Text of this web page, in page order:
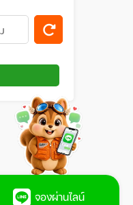
จองผ่านไลน์